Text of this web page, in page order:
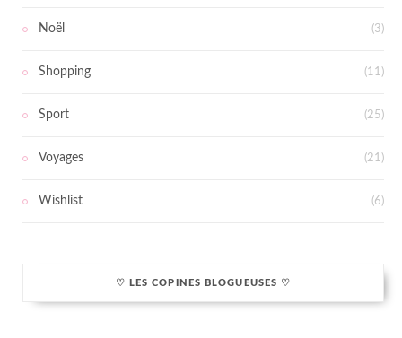
Noël (3)
Shopping (11)
Sport (25)
Voyages (21)
Wishlist (6)
♡ LES COPINES BLOGUEUSES ♡